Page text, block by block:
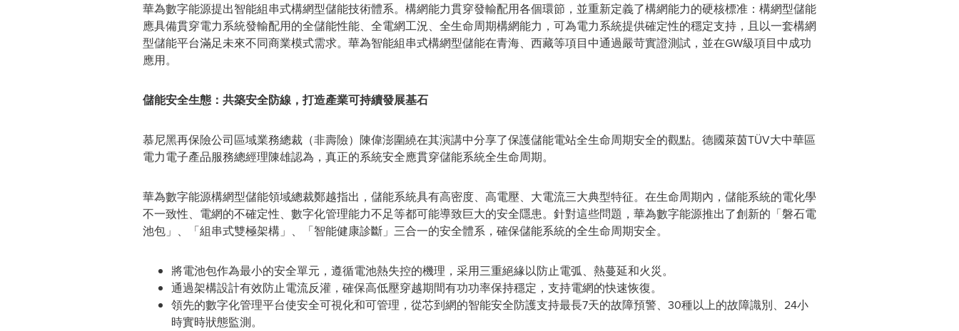
華為數字能源提出智能組串式構網型儲能技術體系。構網能力貫穿發輸配用各個環節，並重新定義了構網能力的硬核標准：構網型儲能
應具備貫穿電力系統發輸配用的全儲能性能、全電網工況、全生命周期構網能力，可為電力系統提供確定性的穩定支持，且以一套構網
型儲能平台滿足未來不同商業模式需求。華為智能組串式構網型儲能在青海、西藏等項目中通過嚴苛實證測試，並在GW級項目中成功
應用。
儲能安全生態：共築安全防線，打造產業可持續發展基石
慕尼黑再保險公司區域業務總裁（非壽險）陳偉澎圍繞在其演講中分享了保護儲能電站全生命周期安全的觀點。德國萊茵TÜV大中華區
電力電子產品服務總經理陳雄認為，真正的系統安全應貫穿儲能系統全生命周期。
華為數字能源構網型儲能領域總裁鄭越指出，儲能系統具有高密度、高電壓、大電流三大典型特征。在生命周期內，儲能系統的電化學
不一致性、電網的不確定性、數字化管理能力不足等都可能導致巨大的安全隱患。針對這些問題，華為數字能源推出了創新的「磐石電
池包」、「組串式雙極架構」、「智能健康診斷」三合一的安全體系，確保儲能系統的全生命周期安全。
將電池包作為最小的安全單元，遵循電池熱失控的機理，采用三重絕緣以防止電弧、熱蔓延和火災。
通過架構設計有效防止電流反灌，確保高低壓穿越期間有功功率保持穩定，支持電網的快速恢復。
領先的數字化管理平台使安全可視化和可管理，從芯到網的智能安全防護支持最長7天的故障預警、30種以上的故障識別、24小
時實時狀態監測。